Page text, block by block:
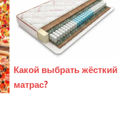
Какой выбрать жёсткий
матрас?